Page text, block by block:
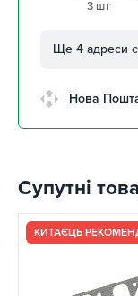
3 шт
м. Київ,
4 шт
Ще 4 адреси
Нова
Супутні
КИТАЄЦЬ